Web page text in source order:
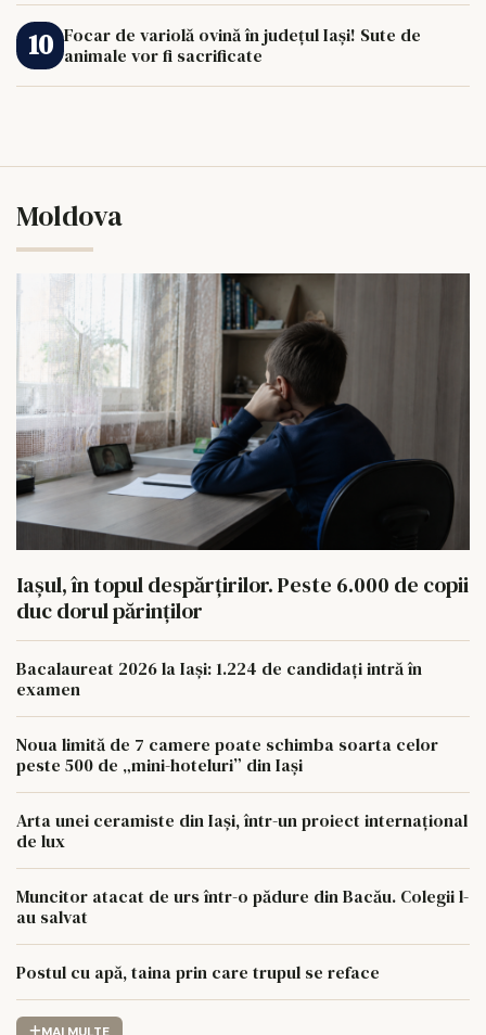
Focar de variolă ovină în județul Iași! Sute de
animale vor fi sacrificate
Moldova
Iașul, în topul despărțirilor. Peste 6.000 de copii
duc dorul părinților
Bacalaureat 2026 la Iași: 1.224 de candidați intră în
examen
Noua limită de 7 camere poate schimba soarta celor
peste 500 de „mini-hoteluri” din Iași
Arta unei ceramiste din Iași, într-un proiect internațional
de lux
Muncitor atacat de urs într-o pădure din Bacău. Colegii l-
au salvat
Postul cu apă, taina prin care trupul se reface